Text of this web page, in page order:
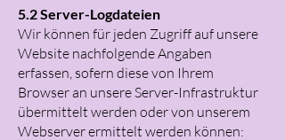
5.2 Server-Logdateien
Wir können für jeden Zugriff auf unsere
Website nachfolgende Angaben
erfassen, sofern diese von Ihrem
Browser an unsere Server-Infrastruktur
übermittelt werden oder von unserem
Webserver ermittelt werden können: